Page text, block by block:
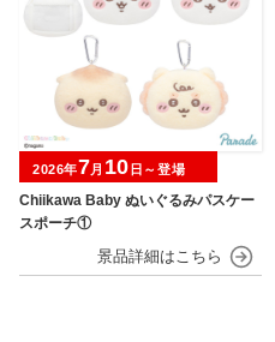
Chiikawa Baby ぬいぐるみパスケー
スポーチ①
2026年7月 10 日～登場